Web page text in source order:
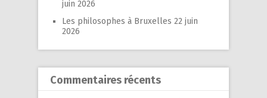
juin 2026
Les philosophes à Bruxelles 22 juin
2026
Commentaires récents